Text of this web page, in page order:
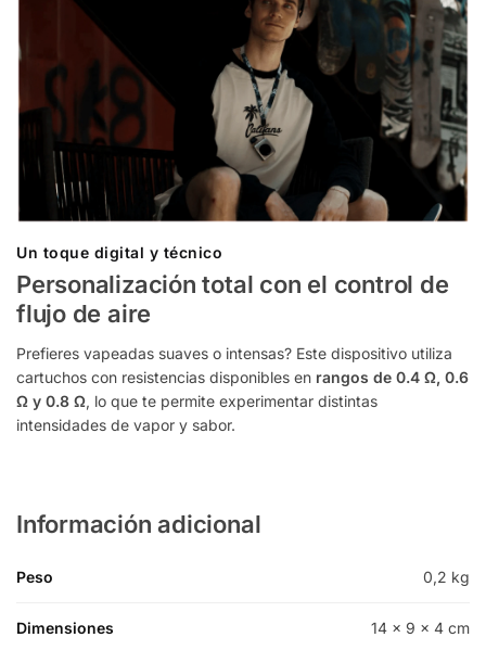
Un toque digital y técnico
Personalización total con el control de
flujo de aire
Prefieres vapeadas suaves o intensas? Este dispositivo utiliza
cartuchos con resistencias disponibles en rangos de 0.4 Ω, 0.6
Ω y 0.8 Ω, lo que te permite experimentar distintas
intensidades de vapor y sabor.
Información adicional
Peso 0,2 kg
Dimensiones 14 × 9 × 4 cm